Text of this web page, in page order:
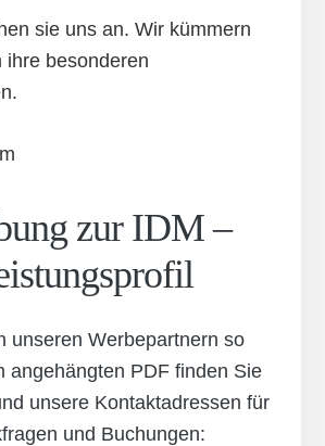
sie uns an. Wir kümmern
ihre besonderen
zur IDM –
unseren Werbepartnern so
angehängten PDF finden Sie
unsere Kontaktadressen für
und Buchungen: